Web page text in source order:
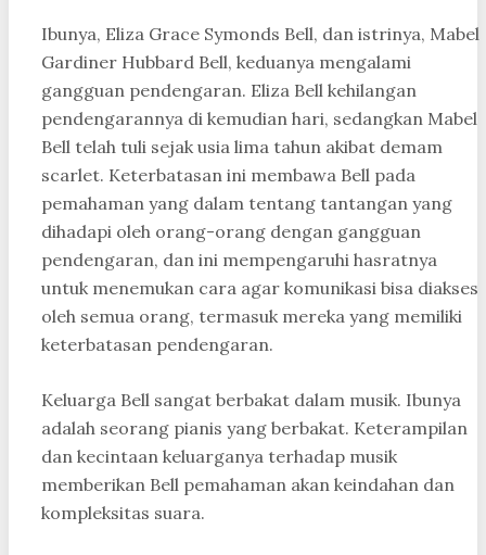
Ibunya, Eliza Grace Symonds Bell, dan istrinya, Mabel
Gardiner Hubbard Bell, keduanya mengalami
gangguan pendengaran. Eliza Bell kehilangan
pendengarannya di kemudian hari, sedangkan Mabel
Bell telah tuli sejak usia lima tahun akibat demam
scarlet. Keterbatasan ini membawa Bell pada
pemahaman yang dalam tentang tantangan yang
dihadapi oleh orang-orang dengan gangguan
pendengaran, dan ini mempengaruhi hasratnya
untuk menemukan cara agar komunikasi bisa diakses
oleh semua orang, termasuk mereka yang memiliki
keterbatasan pendengaran.
Keluarga Bell sangat berbakat dalam musik. Ibunya
adalah seorang pianis yang berbakat. Keterampilan
dan kecintaan keluarganya terhadap musik
memberikan Bell pemahaman akan keindahan dan
kompleksitas suara.